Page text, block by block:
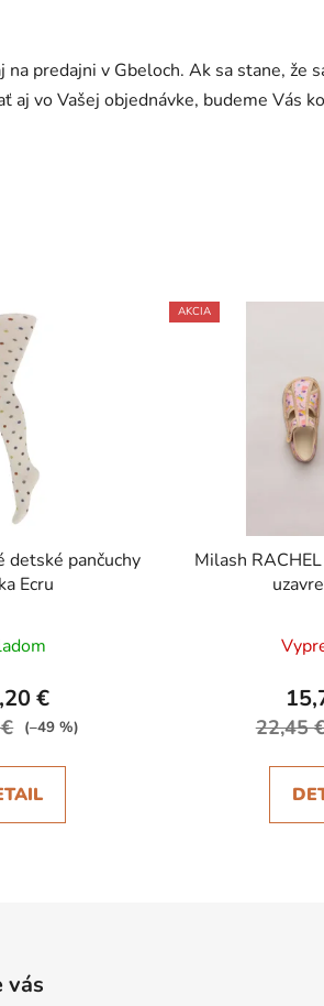
na predajni v Gbeloch. Ak sa stane, že
aj vo Vašej objednávke, budeme Vás
detské pančuchy
Ecru
€
(–49 %)
AKCIA
Milash
22,45
vás